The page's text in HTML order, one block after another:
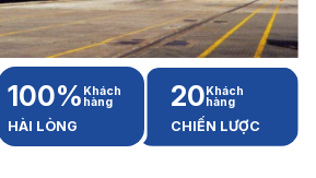
100% Khách
hàng
HÀI LÒNG
20Khách
hàng
CHIẾN LƯỢC